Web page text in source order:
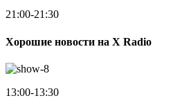
21:00-21:30
Хорошие новости на X Radio
13:00-13:30